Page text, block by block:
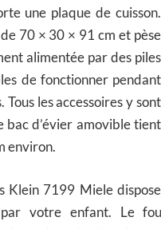
une plaque de cuisson.
70 × 30 × 91 cm et pèse
alimentée par des piles
de fonctionner pendant
les accessoires y sont
bac d’évier amovible tient
environ.
Klein 7199 Miele dispose
par votre enfant. Le